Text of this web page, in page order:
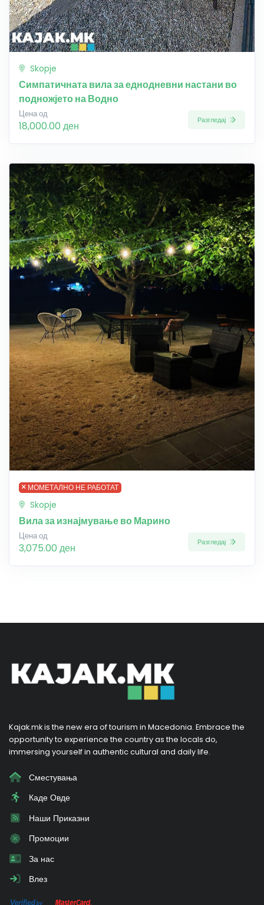
Skopje
Симпатичната вила за еднодневни настани во
подножјето на Водно
Цена од
18,000.00 ден Разгледај
МОМЕТАЛНО НЕ РАБОТАТ
Skopje
Вила за изнајмување во Марино
Цена од
3,075.00 ден Разгледај
Kajak.mk is the new era of tourism in Macedonia. Embrace the
opportunity to experience the country as the locals do,
immersing yourself in authentic cultural and daily life.
Сместувања
Каде Овде
Наши Приказни
Промоции
За нас
Влез